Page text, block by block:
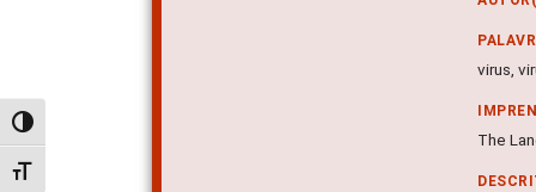
Alternar alto contraste
Alternar tamanho da fonte
virus,
The